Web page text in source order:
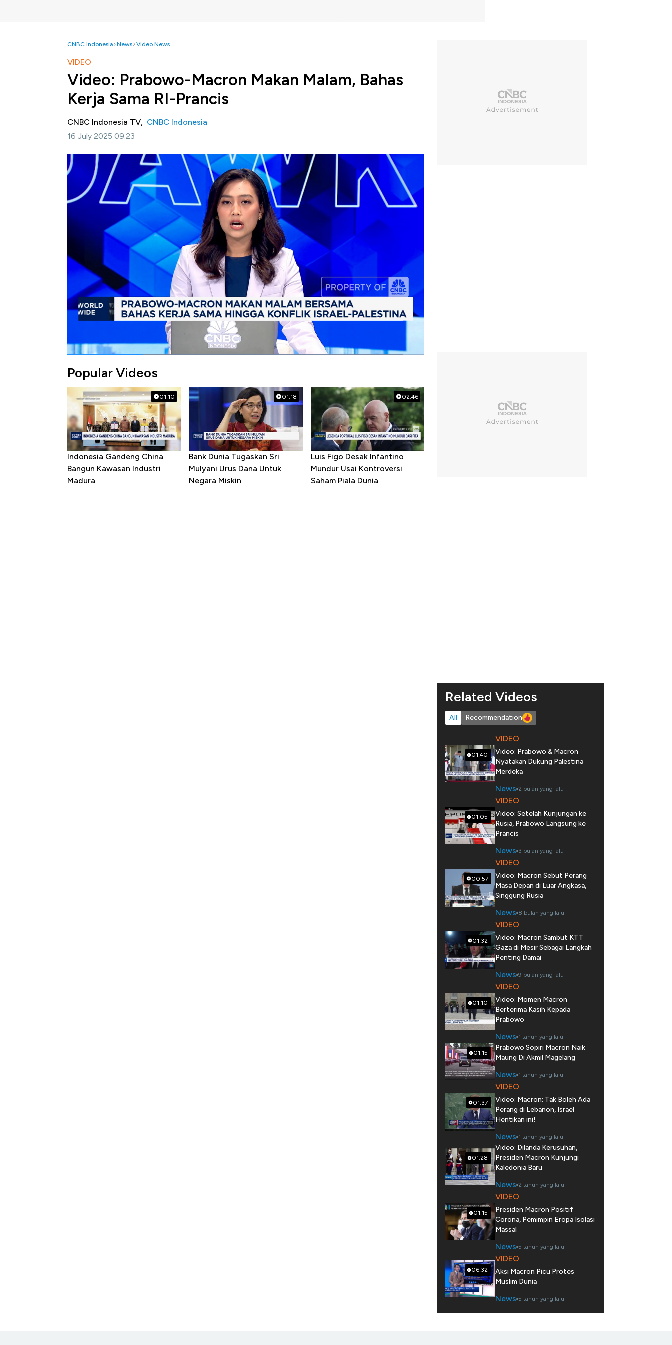
CNBC Indonesia News Video News
VIDEO
Video: Prabowo-Macron Makan Malam, Bahas
Kerja Sama RI-Prancis
CNBC Indonesia TV, CNBC Indonesia
16 July 2025 09:23
Jakarta, CNBC Indonesia -
Setelah menghadiri Parade Militer Bastille Day sebagai tamu
kehormatan. Presiden Prabowo Subianto melanjutkan agenda diplomatiknya dengan menghadiri
jamuan santap malam privat di Istana Elysee, Paris. Perjumpaan dengan Presiden Prancis Emmanuel
Macron ini bukan sekadar seremonial, namun juga membahas isu strategis dan hubungan bilateral
antar kedua negara.
Selengkapnya dalam program Squawk Box CNBC Indonesia (Rabu, 16/07/2025) berikut ini.
Bagikan:
#macron #istana ilysee #paris #prabowo
Popular Videos
01:10
Indonesia Gandeng China
Bangun Kawasan Industri
Madura
01:18
Bank Dunia Tugaskan Sri
Mulyani Urus Dana Untuk
Negara Miskin
02:46
Luis Figo Desak Infantino
Mundur Usai Kontroversi
Saham Piala Dunia
Related Videos
All Recommendation
01:40
VIDEO
Video: Prabowo & Macron
Nyatakan Dukung Palestina
Merdeka
News 2 bulan yang lalu
01:05
VIDEO
Video: Setelah Kunjungan ke
Rusia, Prabowo Langsung ke
Prancis
News 3 bulan yang lalu
00:57
VIDEO
Video: Macron Sebut Perang
Masa Depan di Luar Angkasa,
Singgung Rusia
News 8 bulan yang lalu
01:32
VIDEO
Video: Macron Sambut KTT
Gaza di Mesir Sebagai Langkah
Penting Damai
News 9 bulan yang lalu
01:10
VIDEO
Video: Momen Macron
Berterima Kasih Kepada
Prabowo
News 1 tahun yang lalu
01:15
Prabowo Sopiri Macron Naik
Maung Di Akmil Magelang
News 1 tahun yang lalu
01:37
VIDEO
Video: Macron: Tak Boleh Ada
Perang di Lebanon, Israel
Hentikan ini!
News 1 tahun yang lalu
01:28
Video: Dilanda Kerusuhan,
Presiden Macron Kunjungi
Kaledonia Baru
News 2 tahun yang lalu
01:15
VIDEO
Presiden Macron Positif
Corona, Pemimpin Eropa Isolasi
Massal
News 5 tahun yang lalu
06:32
VIDEO
Aksi Macron Picu Protes
Muslim Dunia
News 5 tahun yang lalu